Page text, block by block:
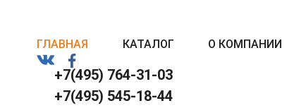
ГЛАВНАЯ КАТАЛОГ О КОМПАНИИ
+7(495) 764-31-03
+7(495) 545-18-44